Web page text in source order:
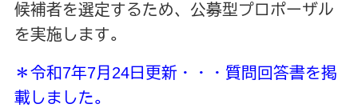
候補者を選定するため、公募型プロポーザル
を実施します。
＊令和7年7月24日更新・・・質問回答書を掲
載しました。